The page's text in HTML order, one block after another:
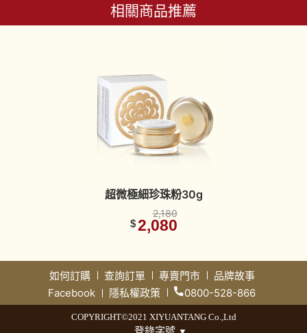
相關商品推薦
超微極細珍珠粉30g
2,180
$ 2,080
如何訂購 查詢訂單 專賣門市
品牌故事
Facebook
隱私權政策 0800-528-866
COPYRIGHT©2021 XIYUANTANG Co.,Ltd
登錄字號